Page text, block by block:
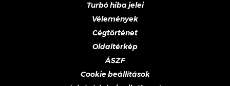
Turbó hiba jelei
Vélemények
Cégtörténet
Oldaltérkép
ÁSZF
Cookie beállítások